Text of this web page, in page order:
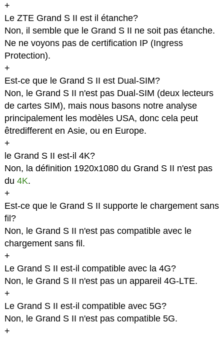
+
Le ZTE Grand S II est il étanche?
Non, il semble que le Grand S II ne soit pas étanche.
Ne ne voyons pas de certification IP (Ingress
Protection).
+
Est-ce que le Grand S II est Dual-SIM?
Non, le Grand S II n'est pas Dual-SIM (deux lecteurs
de cartes SIM), mais nous basons notre analyse
principalement les modèles USA, donc cela peut
êtredifferent en Asie, ou en Europe.
+
le Grand S II est-il 4K?
Non, la définition 1920x1080 du Grand S II n'est pas
du 4K.
+
Est-ce que le Grand S II supporte le chargement sans
fil?
Non, le Grand S II n'est pas compatible avec le
chargement sans fil.
+
Le Grand S II est-il compatible avec la 4G?
Non, le Grand S II n'est pas un appareil 4G-LTE.
+
Le Grand S II est-il compatible avec 5G?
Non, le Grand S II n'est pas compatible 5G.
+